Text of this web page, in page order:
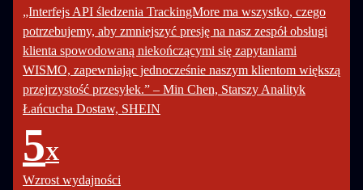
„Interfejs API śledzenia TrackingMore ma wszystko, czego
potrzebujemy, aby zmniejszyć presję na nasz zespół obsługi
klienta spowodowaną niekończącymi się zapytaniami
WISMO, zapewniając jednocześnie naszym klientom większą
przejrzystość przesyłek.” – Min Chen, Starszy Analityk
Łańcucha Dostaw, SHEIN
5X
Wzrost wydajności